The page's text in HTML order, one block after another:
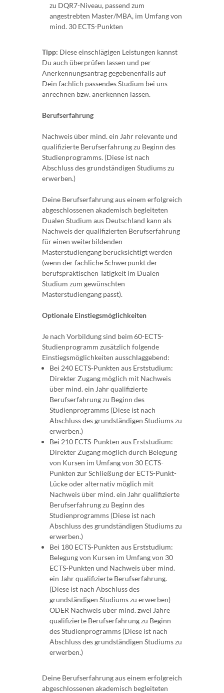
zu DQR7-Niveau, passend zum
angestrebten Master/MBA, im Umfang von
mind. 30 ECTS-Punkten
Tipp: Diese einschlägigen Leistungen kannst
Du auch überprüfen lassen und per
Anerkennungsantrag gegebenenfalls auf
Dein fachlich passendes Studium bei uns
anrechnen bzw. anerkennen lassen.
Berufserfahrung
Nachweis über mind. ein Jahr relevante und
qualifizierte Berufserfahrung zu Beginn des
Studienprogramms. (Diese ist nach
Abschluss des grundständigen Studiums zu
erwerben.)
Deine Berufserfahrung aus einem erfolgreich
abgeschlossenen akademisch begleiteten
Dualen Studium aus Deutschland kann als
Nachweis der qualifizierten Berufserfahrung
für einen weiterbildenden
Masterstudiengang berücksichtigt werden
(wenn der fachliche Schwerpunkt der
berufspraktischen Tätigkeit im Dualen
Studium zum gewünschten
Masterstudiengang passt).
Optionale Einstiegsmöglichkeiten
Je nach Vorbildung sind beim 60-ECTS-
Studienprogramm zusätzlich folgende
Einstiegsmöglichkeiten ausschlaggebend:
Bei 240 ECTS-Punkten aus Erststudium:
Direkter Zugang möglich mit Nachweis
über mind. ein Jahr qualifizierte
Berufserfahrung zu Beginn des
Studienprogramms (Diese ist nach
Abschluss des grundständigen Studiums zu
erwerben.)
Bei 210 ECTS-Punkten aus Erststudium:
Direkter Zugang möglich durch Belegung
von Kursen im Umfang von 30 ECTS-
Punkten zur Schließung der ECTS-Punkt-
Lücke oder alternativ möglich mit
Nachweis über mind. ein Jahr qualifizierte
Berufserfahrung zu Beginn des
Studienprogramms (Diese ist nach
Abschluss des grundständigen Studiums zu
erwerben.)
Bei 180 ECTS-Punkten aus Erststudium:
Belegung von Kursen im Umfang von 30
ECTS-Punkten und Nachweis über mind.
ein Jahr qualifizierte Berufserfahrung.
(Diese ist nach Abschluss des
grundständigen Studiums zu erwerben)
ODER Nachweis über mind. zwei Jahre
qualifizierte Berufserfahrung zu Beginn
des Studienprogramms (Diese ist nach
Abschluss des grundständigen Studiums zu
erwerben.)
Deine Berufserfahrung aus einem erfolgreich
abgeschlossenen akademisch begleiteten